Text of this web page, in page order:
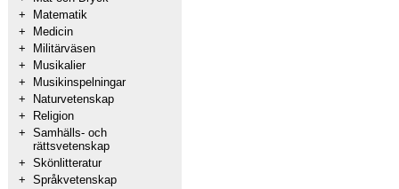
+
Matematik
+
Medicin
+
Militärväsen
+
Musikalier
+
Musikinspelningar
+
Naturvetenskap
+
Religion
+ Samhälls- och
rättsvetenskap
+ Skönlitteratur
+ Språkvetenskap